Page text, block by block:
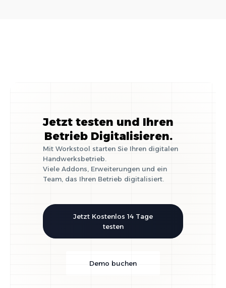
Jetzt testen und Ihren
Betrieb Digitalisieren.
Mit Workstool starten Sie Ihren digitalen
Handwerksbetrieb.
Viele Addons, Erweiterungen und ein
Team, das Ihren Betrieb digitalisiert.
Jetzt Kostenlos 14 Tage
testen
Demo buchen